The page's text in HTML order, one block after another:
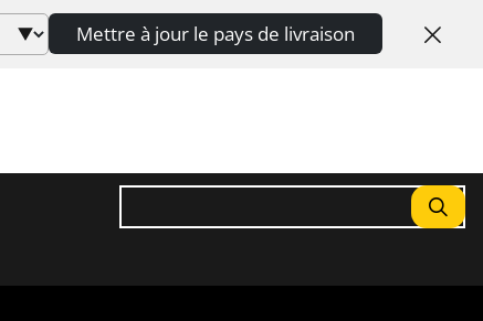
Mettre à jour le pays de livraison